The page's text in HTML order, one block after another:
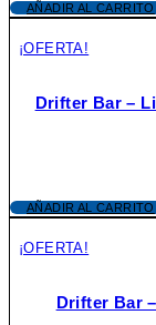
AÑADIR AL CARRITO
¡OFERTA!
Drifter Bar –
AÑADIR AL CARRITO
¡OFERTA!
Drifter Bar